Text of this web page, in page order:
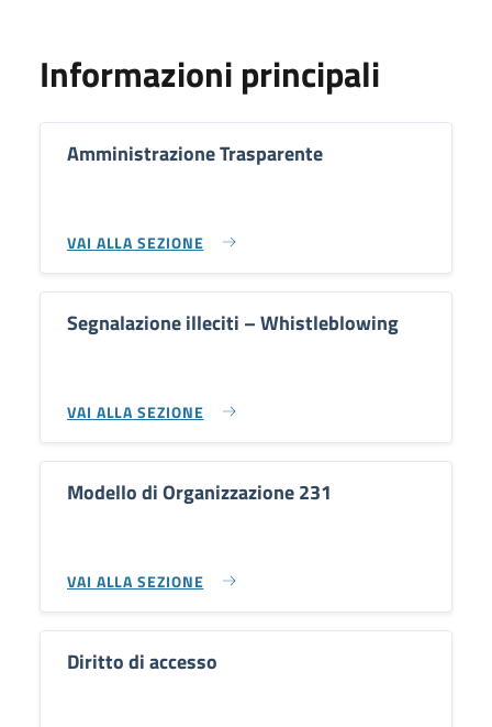
Informazioni principali
Amministrazione Trasparente
VAI ALLA SEZIONE
Segnalazione illeciti – Whistleblowing
VAI ALLA SEZIONE
Modello di Organizzazione 231
VAI ALLA SEZIONE
Diritto di accesso